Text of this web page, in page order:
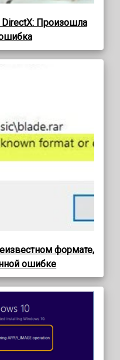
Произошла
формате,
ошибке